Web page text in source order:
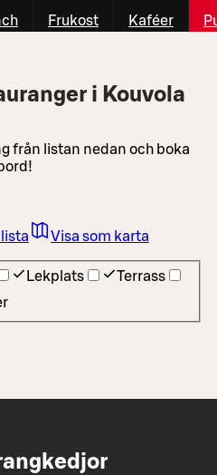
Frukost Kaféer
i Kouvola
från listan nedan och boka
Lekplats
Terrass
Visa som karta